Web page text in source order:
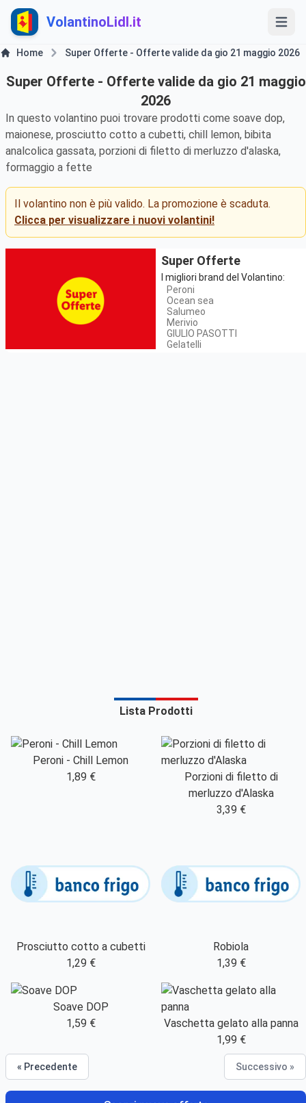
VolantinoLidl.it
Home Super Offerte - Offerte valide da gio 21 maggio 2026
Super Offerte - Offerte valide da gio 21 maggio
2026
In questo volantino puoi trovare prodotti come soave dop,
maionese, prosciutto cotto a cubetti, chill lemon, bibita
analcolica gassata, porzioni di filetto di merluzzo d'alaska,
formaggio a fette
Il volantino non è più valido. La promozione è scaduta.
Clicca per visualizzare i nuovi volantini!
Super Offerte
I migliori brand del Volantino:
Peroni
Ocean sea
Salumeo
Merivio
GIULIO PASOTTI
Gelatelli
Lista Prodotti
Peroni - Chill Lemon
1,89 €
Porzioni di filetto di
merluzzo d'Alaska
3,39 €
Prosciutto cotto a cubetti
1,29 €
Robiola
1,39 €
Soave DOP
1,59 €
Vaschetta gelato alla panna
1,99 €
« Precedente Successivo »